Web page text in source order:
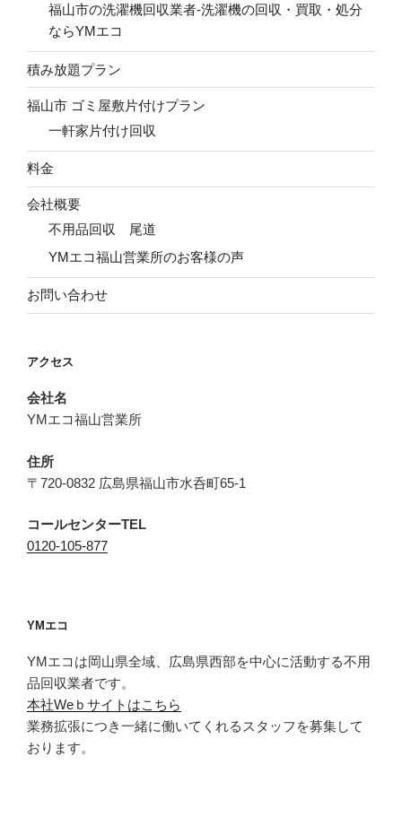
福山市の洗濯機回収業者-洗濯機の回収・買取・処分
ならYMエコ
積み放題プラン
福山市 ゴミ屋敷片付けプラン
一軒家片付け回収
料金
会社概要
不用品回収 尾道
YMエコ福山営業所のお客様の声
お問い合わせ
アクセス
会社名
YMエコ福山営業所
住所
〒720-0832 広島県福山市水呑町65-1
コールセンターTEL
0120-105-877
YMエコ
YMエコは岡山県全域、広島県西部を中心に活動する不用
品回収業者です。
本社Weｂサイトはこちら
業務拡張につき一緒に働いてくれるスタッフを募集して
おります。